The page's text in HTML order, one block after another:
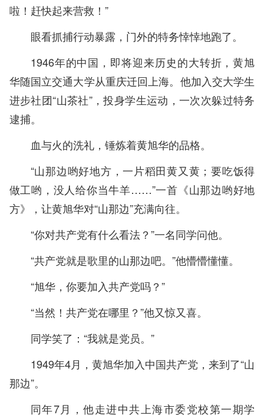
啦！赶快起来营救！”
眼看抓捕行动暴露，门外的特务悻悻地跑了。
1946年的中国，即将迎来历史的大转折，黄旭
华随国立交通大学从重庆迁回上海。他加入交大学生
进步社团“山茶社”，投身学生运动，一次次躲过特务
逮捕。
血与火的洗礼，锤炼着黄旭华的品格。
“山那边哟好地方，一片稻田黄又黄；要吃饭得
做工哟，没人给你当牛羊……”一首《山那边哟好地
方》，让黄旭华对“山那边”充满向往。
“你对共产党有什么看法？”一名同学问他。
“共产党就是歌里的山那边吧。”他懵懵懂懂。
“旭华，你要加入共产党吗？”
“当然！共产党在哪里？”他又惊又喜。
同学笑了：“我就是党员。”
1949年4月，黄旭华加入中国共产党，来到了“山
那边”。
同年7月，他走进中共上海市委党校第一期学